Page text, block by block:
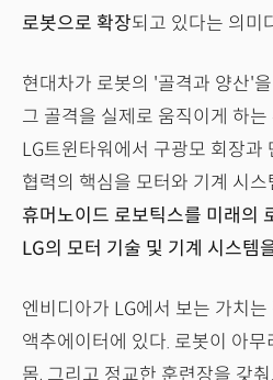
로봇으로 확장되고 있다는 의미
현대차가 로봇의 '골격과 양산'
그 골격을 실제로 움직이게 하
LG트윈타워에서 구광모 회장과
협력의 핵심을 모터와 기계 시
휴머노이드 로보틱스를 미래의
LG의 모터 기술 및 기계 시스템
엔비디아가 LG에서 보는 가치는
액추에이터에 있다. 로봇이 아
몸, 그리고 정교한 훈련장을 갖